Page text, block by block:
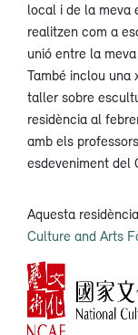
local i de la meva
realitzen com a
unió entre la
També inclou una
taller sobre
residència al
amb els
esdeveniment del
Aquesta
Culture and Arts